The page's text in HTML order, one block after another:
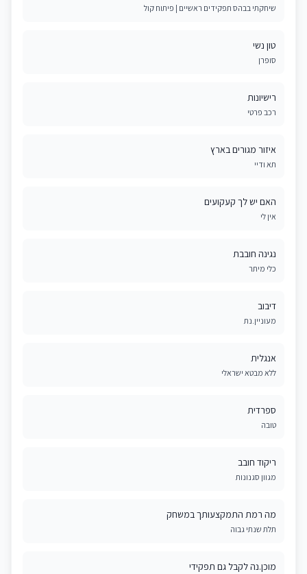
שיחקתי בבהס תפקידים ראשיים | פיתוח קול
טון נשי
סופרן
רישיונות
רכב פרטי
איזור מגורים בארץ
תא ודיי
האם יש לך קעקועים
אין לי
נגינה חובבת
כלי מיתר
דיבוב
מעוניין.נת
אנגלית
ללא מבטא ישראלי
ספרדית
טובה
ריקוד חובב
מגוון סגנונות
מה רמת התמקצעותך במשחק
תלת שנתי גבוה
מוכן.נה לקבל גם תפקידי